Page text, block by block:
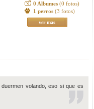
0 Albumes (0 fotos)
1 perros (3 fotos)
ver mas
volando, eso si que es